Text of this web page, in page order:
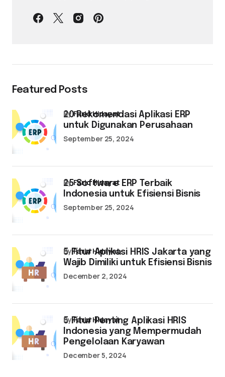
Featured Posts
20 Rekomendasi Aplikasi ERP
untuk Digunakan Perusahaan
byFarid Hidayat
September 25, 2024
25 Software ERP Terbaik
Indonesia untuk Efisiensi Bisnis
byFarid Hidayat
September 25, 2024
5 Fitur Aplikasi HRIS Jakarta yang
Wajib Dimiliki untuk Efisiensi Bisnis
byFarid Hidayat
December 2, 2024
5 Fitur Penting Aplikasi HRIS
Indonesia yang Mempermudah
Pengelolaan Karyawan
byFarid Hidayat
December 5, 2024